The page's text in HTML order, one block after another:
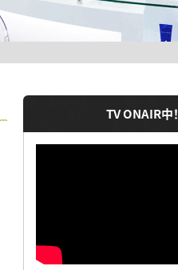
TV ONAIR中！